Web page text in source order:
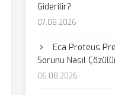
Giderilir?
07.08.2026
Eca Proteus
Sorunu Nasıl
06.08.2026